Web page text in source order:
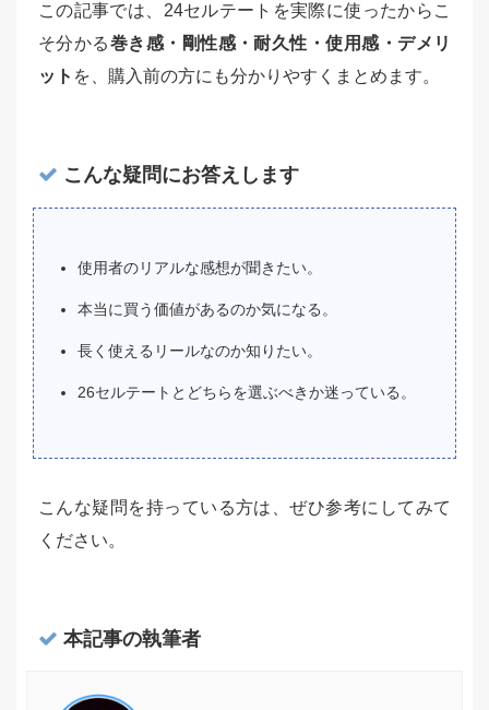
この記事では、24セルテートを実際に使ったからこ
そ分かる巻き感・剛性感・耐久性・使用感・デメリ
ット を、購入前の方にも分かりやすくまとめます。
こんな疑問にお答えします
使用者のリアルな感想が聞きたい。
本当に買う価値があるのか気になる。
長く使えるリールなのか知りたい。
26セルテートとどちらを選ぶべきか迷っている。
こんな疑問を持っている方は、ぜひ参考にしてみて
ください。
本記事の執筆者